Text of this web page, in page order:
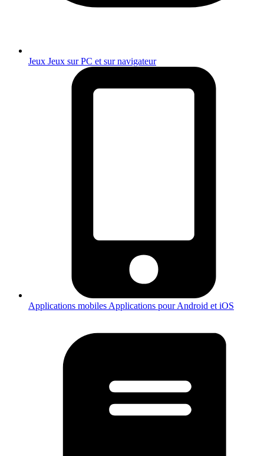
Jeux Jeux sur PC et sur navigateur
Applications mobiles Applications pour Android et iOS